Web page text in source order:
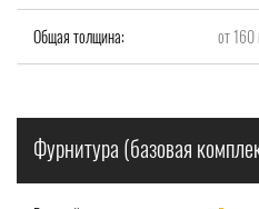
Общая толщина: от
Фурнитура (базовая